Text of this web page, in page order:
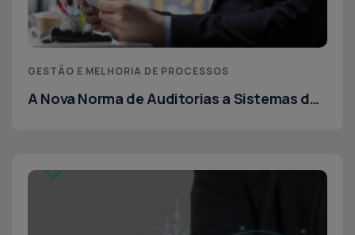
GESTÃO E MELHORIA DE PROCESSOS
A Nova Norma de Auditorias a Sistemas de